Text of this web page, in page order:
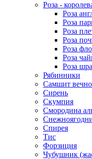
Роза -
Роза
Роза
Роза
Роза
Роза
Роза
Роза
Рябинники
Самшит
Сирень
Скумпия
Смородина
Спирея
Тис
Форзиция
Чубушник